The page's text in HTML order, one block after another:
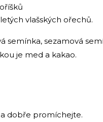
vlašských ořechů.
semínka, sezamová
je med a kakao.
dobře promíchejte.